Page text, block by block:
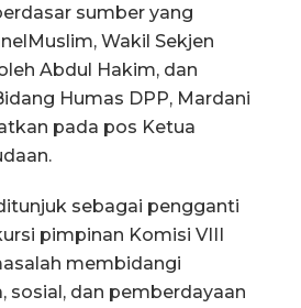
sumber yang
Wakil Sekjen
Abdul Hakim, dan
Humas DPP, Mardani
pada pos Ketua
sebagai pengganti
pimpinan Komisi VIII
membidangi
sosial, dan pemberdayaan